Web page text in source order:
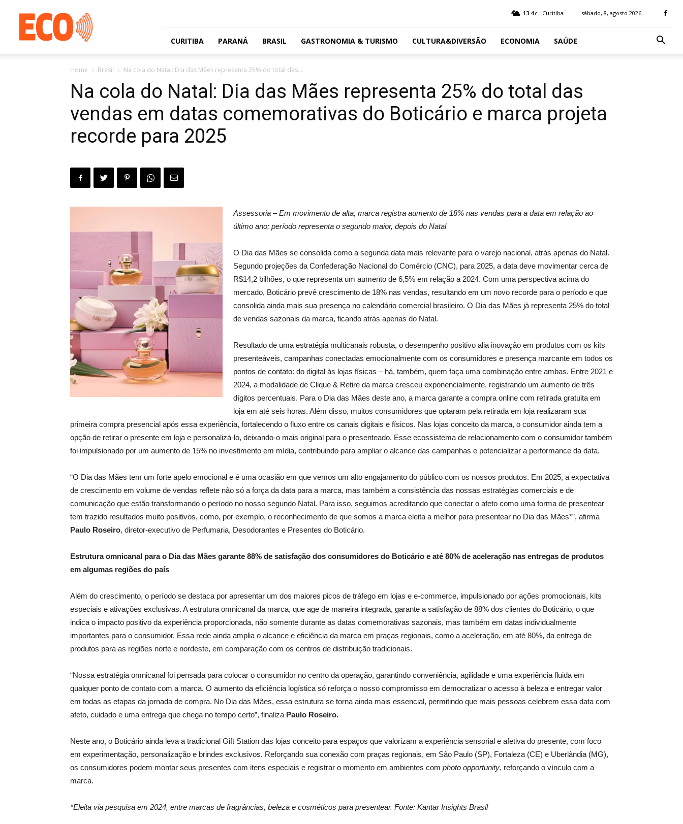
gratuito
com
circulação
13.4 C Curitiba sábado, 8, agosto 2026
CURITIBA PARANÁ BRASIL GASTRONOMIA & TURISMO CULTURA&DIVERSÃO ECONOMIA SAÚDE
Home Brasil Na cola do Natal: Dia das Mães representa 25% do total das...
Na cola do Natal: Dia das Mães representa 25% do total das
vendas em datas comemorativas do Boticário e marca projeta
recorde para 2025
Assessoria – Em movimento de alta, marca registra aumento de 18% nas vendas para a data em relação ao
último ano; período representa o segundo maior, depois do Natal
O Dia das Mães se consolida como a segunda data mais relevante para o varejo nacional, atrás apenas do Natal.
Segundo projeções da Confederação Nacional do Comércio (CNC), para 2025, a data deve movimentar cerca de
R$14,2 bilhões, o que representa um aumento de 6,5% em relação a 2024. Com uma perspectiva acima do
mercado, Boticário prevê crescimento de 18% nas vendas, resultando em um novo recorde para o período e que
consolida ainda mais sua presença no calendário comercial brasileiro. O Dia das Mães já representa 25% do total
de vendas sazonais da marca, ficando atrás apenas do Natal.
Resultado de uma estratégia multicanais robusta, o desempenho positivo alia inovação em produtos com os kits
presenteáveis, campanhas conectadas emocionalmente com os consumidores e presença marcante em todos os
pontos de contato: do digital às lojas físicas – há, também, quem faça uma combinação entre ambas. Entre 2021 e
2024, a modalidade de Clique & Retire da marca cresceu exponencialmente, registrando um aumento de três
dígitos percentuais. Para o Dia das Mães deste ano, a marca garante a compra online com retirada gratuita em
loja em até seis horas. Além disso, muitos consumidores que optaram pela retirada em loja realizaram sua
primeira compra presencial após essa experiência, fortalecendo o fluxo entre os canais digitais e físicos. Nas lojas conceito da marca, o consumidor ainda tem a
opção de retirar o presente em loja e personalizá-lo, deixando-o mais original para o presenteado. Esse ecossistema de relacionamento com o consumidor também
foi impulsionado por um aumento de 15% no investimento em mídia, contribuindo para ampliar o alcance das campanhas e potencializar a performance da data.
“O Dia das Mães tem um forte apelo emocional e é uma ocasião em que vemos um alto engajamento do público com os nossos produtos. Em 2025, a expectativa
de crescimento em volume de vendas reflete não só a força da data para a marca, mas também a consistência das nossas estratégias comerciais e de
comunicação que estão transformando o período no nosso segundo Natal. Para isso, seguimos acreditando que conectar o afeto como uma forma de presentear
tem trazido resultados muito positivos, como, por exemplo, o reconhecimento de que somos a marca eleita a melhor para presentear no Dia das Mães*”, afirma
Paulo Roseiro, diretor-executivo de Perfumaria, Desodorantes e Presentes do Boticário.
Estrutura omnicanal para o Dia das Mães garante 88% de satisfação dos consumidores do Boticário e até 80% de aceleração nas entregas de produtos
em algumas regiões do país
Além do crescimento, o período se destaca por apresentar um dos maiores picos de tráfego em lojas e e-commerce, impulsionado por ações promocionais, kits
especiais e ativações exclusivas. A estrutura omnicanal da marca, que age de maneira integrada, garante a satisfação de 88% dos clientes do Boticário, o que
indica o impacto positivo da experiência proporcionada, não somente durante as datas comemorativas sazonais, mas também em datas individualmente
importantes para o consumidor. Essa rede ainda amplia o alcance e eficiência da marca em praças regionais, como a aceleração, em até 80%, da entrega de
produtos para as regiões norte e nordeste, em comparação com os centros de distribuição tradicionais.
“Nossa estratégia omnicanal foi pensada para colocar o consumidor no centro da operação, garantindo conveniência, agilidade e uma experiência fluida em
qualquer ponto de contato com a marca. O aumento da eficiência logística só reforça o nosso compromisso em democratizar o acesso à beleza e entregar valor
em todas as etapas da jornada de compra. No Dia das Mães, essa estrutura se torna ainda mais essencial, permitindo que mais pessoas celebrem essa data com
afeto, cuidado e uma entrega que chega no tempo certo”, finaliza Paulo Roseiro.
Neste ano, o Boticário ainda leva a tradicional Gift Station das lojas conceito para espaços que valorizam a experiência sensorial e afetiva do presente, com foco
em experimentação, personalização e brindes exclusivos. Reforçando sua conexão com praças regionais, em São Paulo (SP), Fortaleza (CE) e Uberlândia (MG),
os consumidores podem montar seus presentes com itens especiais e registrar o momento em ambientes com photo opportunity, reforçando o vínculo com a
marca.
*Eleita via pesquisa em 2024, entre marcas de fragrâncias, beleza e cosméticos para presentear. Fonte: Kantar Insights Brasil